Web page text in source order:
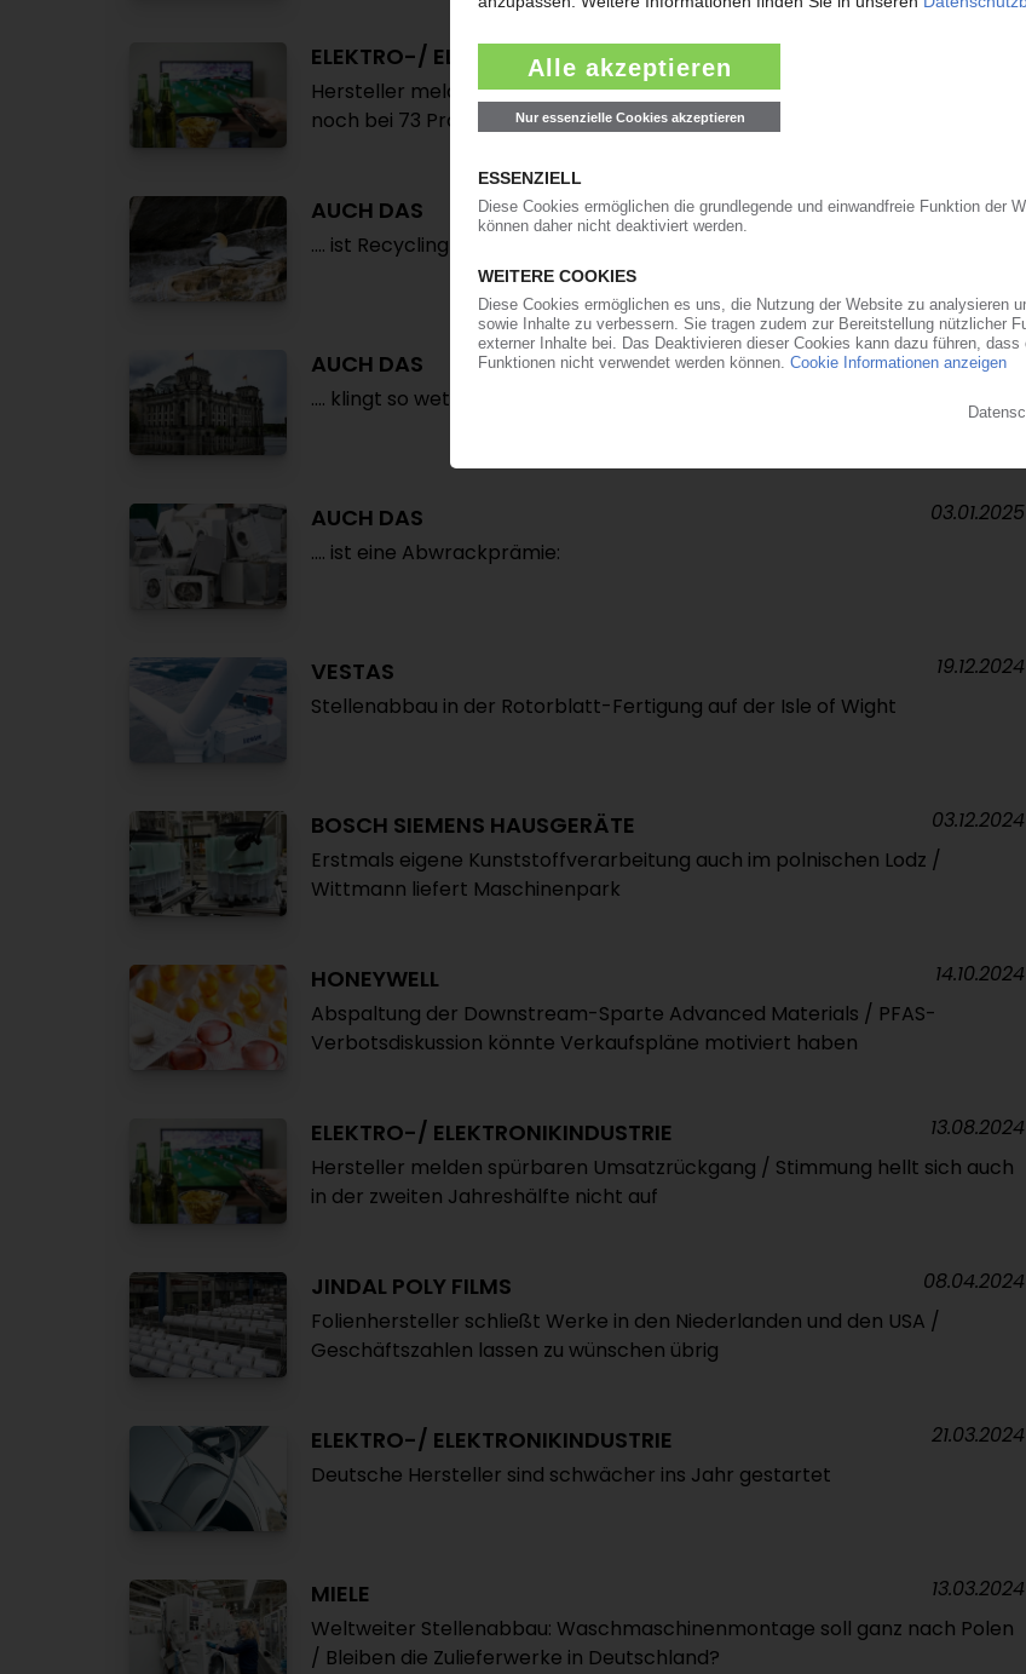
ELEKTRO-/ ELEKTRONIKINDUSTRIE
Hersteller melden spürbaren Umsatzrückgang / Kapazitätsauslastung nur
noch bei 73 Prozent
AUCH DAS
.... ist Recycling wie im Flug:
17.01.2025
AUCH DAS
.... klingt so wetterfest wie hohl:
10.01.2025
AUCH DAS
.... ist eine Abwrackprämie:
03.01.2025
VESTAS
Stellenabbau in der Rotorblatt-Fertigung auf der Isle of Wight
19.12.2024
BOSCH SIEMENS HAUSGERÄTE
Erstmals eigene Kunststoffverarbeitung auch im polnischen Lodz /
Wittmann liefert Maschinenpark
03.12.2024
HONEYWELL
Abspaltung der Downstream-Sparte Advanced Materials / PFAS-
Verbotsdiskussion könnte Verkaufspläne motiviert haben
14.10.2024
ELEKTRO-/ ELEKTRONIKINDUSTRIE
Hersteller melden spürbaren Umsatzrückgang / Stimmung hellt sich auch
in der zweiten Jahreshälfte nicht auf
13.08.2024
JINDAL POLY FILMS
Folienhersteller schließt Werke in den Niederlanden und den USA /
Geschäftszahlen lassen zu wünschen übrig
08.04.2024
ELEKTRO-/ ELEKTRONIKINDUSTRIE
Deutsche Hersteller sind schwächer ins Jahr gestartet
21.03.2024
MIELE
Weltweiter Stellenabbau: Waschmaschinenmontage soll ganz nach Polen
/ Bleiben die Zulieferwerke in Deutschland?
13.03.2024